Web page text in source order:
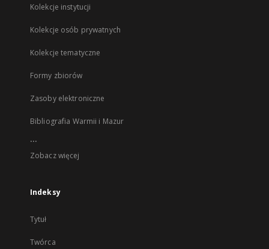
Kolekcje instytucji
Kolekcje osób prywatnych
Kolekcje tematyczne
Formy zbiorów
Zasoby elektroniczne
Bibliografia Warmii i Mazur
...
Zobacz więcej
Indeksy
Tytuł
Twórca